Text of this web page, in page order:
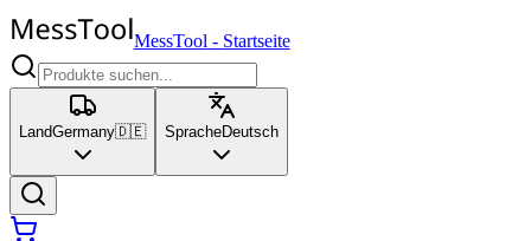
MessTool - Startseite
LandGermany🇩🇪 SpracheDeutsch